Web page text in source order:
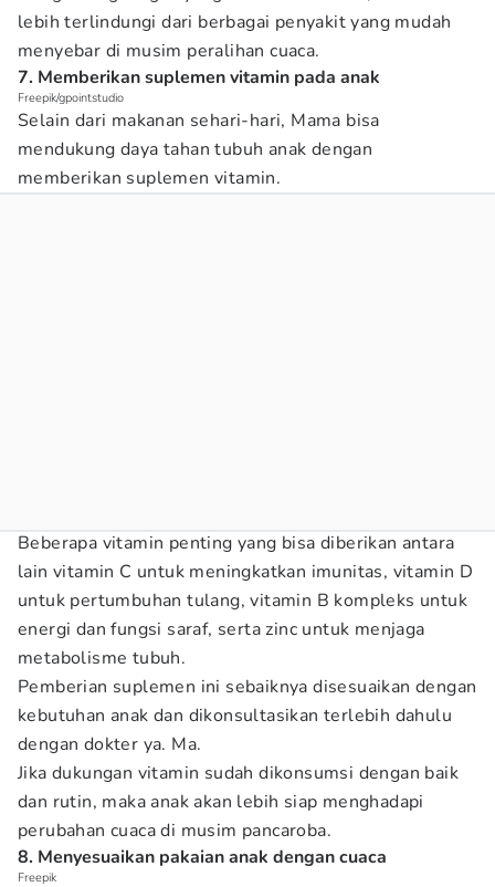
lebih terlindungi dari berbagai penyakit yang mudah
menyebar di musim peralihan cuaca.
7. Memberikan suplemen vitamin pada anak
Freepik/gpointstudio
Selain dari makanan sehari-hari, Mama bisa
mendukung daya tahan tubuh anak dengan
memberikan suplemen vitamin.
Beberapa vitamin penting yang bisa diberikan antara
lain vitamin C untuk meningkatkan imunitas, vitamin D
untuk pertumbuhan tulang, vitamin B kompleks untuk
energi dan fungsi saraf, serta zinc untuk menjaga
metabolisme tubuh.
Pemberian suplemen ini sebaiknya disesuaikan dengan
kebutuhan anak dan dikonsultasikan terlebih dahulu
dengan dokter ya. Ma.
Jika dukungan vitamin sudah dikonsumsi dengan baik
dan rutin, maka anak akan lebih siap menghadapi
perubahan cuaca di musim pancaroba.
8. Menyesuaikan pakaian anak dengan cuaca
Freepik